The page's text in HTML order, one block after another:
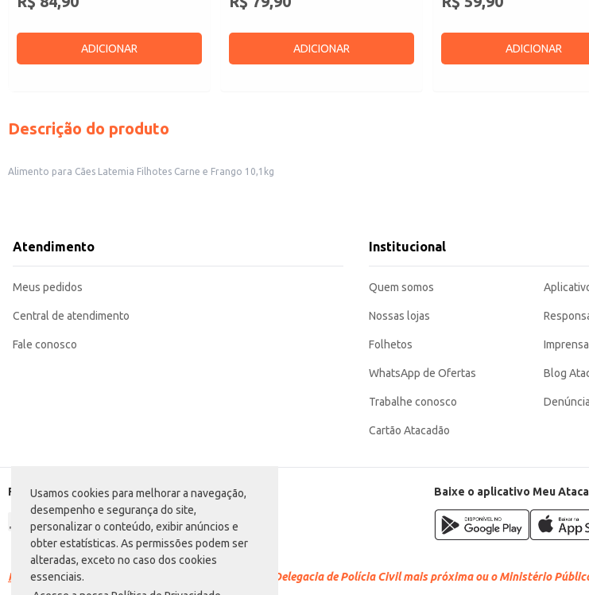
Usamos cookies para melhorar a navegação,
desempenho e segurança do site,
personalizar o conteúdo, exibir anúncios e
obter estatísticas. As permissões podem ser
alteradas, exceto no caso dos cookies
essenciais.
ADICIONAR ADICIONAR ADICIONAR
Descrição do produto
Alimento para Cães Latemia Filhotes Carne e Frango 10,1kg
Atendimento
Meus pedidos
Central de atendimento
Fale conosco
Institucional
Quem somos
Nossas lojas
Folhetos
WhatsApp de Ofertas
Trabalhe conosco
Cartão Atacadão
Imprensa
Blog
Formas de pagamento Baixe o aplicativo Meu
Racismo é crime. Denuncie. Disque 100 ou procure a Delegacia de Polícia Civil mais próxima ou o Ministério